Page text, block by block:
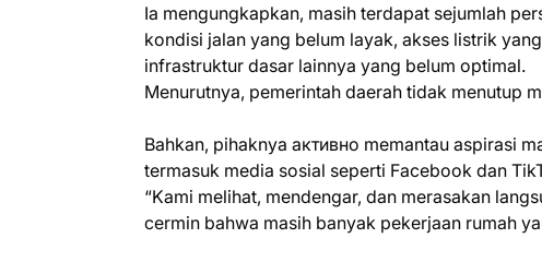
Ia mengungkapkan, masih terdapat sejumlah
kondisi jalan yang belum layak, akses listrik
infrastruktur dasar lainnya yang belum optimal.
Menurutnya, pemerintah daerah tidak menutup
Bahkan, pihaknya активно memantau aspirasi
termasuk media sosial seperti Facebook dan
“Kami melihat, mendengar, dan merasakan
cermin bahwa masih banyak pekerjaan rumah